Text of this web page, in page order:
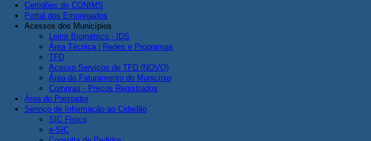
Certidões do CONIMS
Portal dos Empregados
Acessos dos Municípios
Leitor Biométrico - IDS
Área Técnica | Redes e Programas
TFD
Acesso Serviços de TFD (NOVO)
Área do Faturamento do Município
Compras - Preços Registrados
Área do Prestador
Serviço de Informação ao Cidadão
SIC Físico
e-SIC